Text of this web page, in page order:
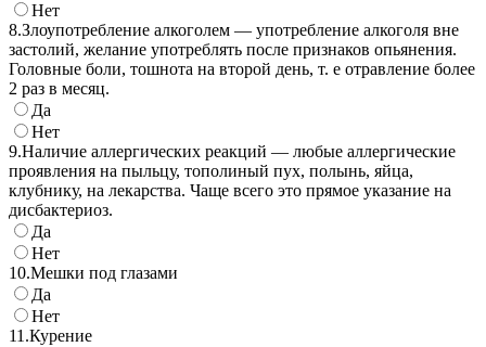
Нет
8.Злоупотребление алкоголем — употребление алкоголя вне
застолий, желание употреблять после признаков опьянения.
Головные боли, тошнота на второй день, т. е отравление более
2 раз в месяц.
Да
Нет
9.Наличие аллергических реакций — любые аллергические
проявления на пыльцу, тополиный пух, полынь, яйца,
клубнику, на лекарства. Чаще всего это прямое указание на
дисбактериоз.
Да
Нет
10.Мешки под глазами
Да
Нет
11.Курение